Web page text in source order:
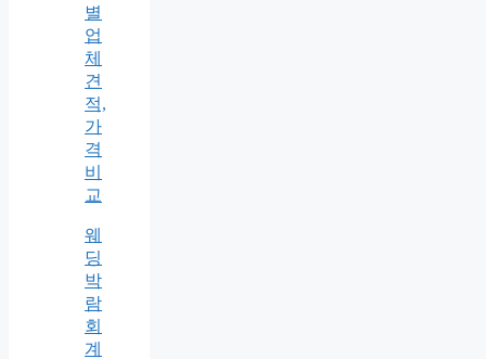
별
업
체
견
적,
가
격
비
교
웨
딩
박
람
회
계